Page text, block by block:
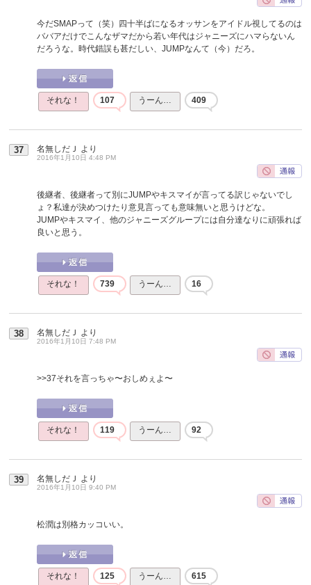
今だSMAPって（笑）四十半ばになるオッサンをアイドル視してるのは
ババアだけでこんなザマだから若い年代はジャニーズにハマらないん
だろうな。時代錯誤も甚だしい、JUMPなんて（今）だろ。
それな！ 107 うーん… 409
37 名無しだＪ より
2016年1月10日 4:48 PM
後継者、後継者って別にJUMPやキスマイが言ってる訳じゃないでし
ょ？私達が決めつけたり意見言っても意味無いと思うけどな。
JUMPやキスマイ、他のジャニーズグループには自分達なりに頑張れば
良いと思う。
それな！ 739 うーん… 16
38 名無しだＪ より
2016年1月10日 7:48 PM
>>37それを言っちゃ〜おしめぇよ〜
それな！ 119 うーん… 92
39 名無しだＪ より
2016年1月10日 9:40 PM
松潤は別格カッコいい。
それな！ 125 うーん… 615